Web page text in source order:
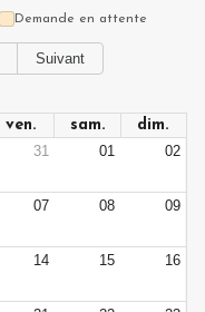
Demande en attente
Suivant
ven. sam.
dim.
31 01 02
07 08 09
14 15 16